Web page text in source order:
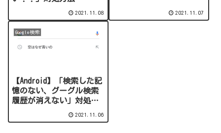
2021.11.08 2021.11.07
Google検索
【Android】「検索した記
憶のない、グーグル検索
履歴が消えない」対処方
2021.11.06